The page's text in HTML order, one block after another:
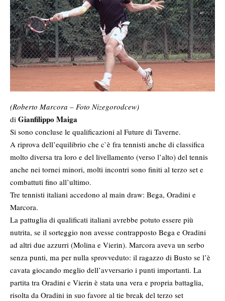
(Roberto Marcora – Foto Nizegorodcew)
di Gianfilippo Maiga
Si sono concluse le qualificazioni al Future di Taverne.
A riprova dell’equilibrio che c`è fra tennisti anche di classifica
molto diversa tra loro e del livellamento (verso l’alto) del tennis
anche nei tornei minori, molti incontri sono finiti al terzo set e
combattuti fino all’ultimo.
Tre tennisti italiani accedono al main draw: Bega, Oradini e
Marcora.
La pattuglia di qualificati italiani avrebbe potuto essere più
nutrita, se il sorteggio non avesse contrapposto Bega e Oradini
ad altri due azzurri (Molina e Vierin). Marcora aveva un serbo
senza punti, ma per nulla sprovveduto: il ragazzo di Busto se l’è
cavata giocando meglio dell’avversario i punti importanti. La
partita tra Oradini e Vierin è stata una vera e propria battaglia,
risolta da Oradini in suo favore al tie break del terzo set